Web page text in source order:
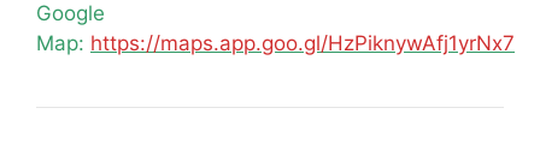
Google
Map: https://maps.app.goo.gl/HzPiknywAfj1yrNx7